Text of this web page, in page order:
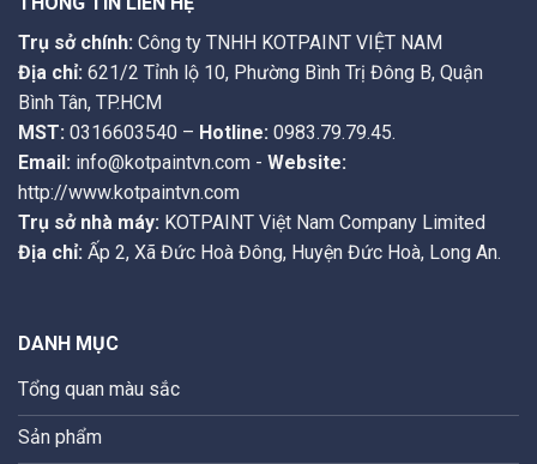
Trụ sở chính: Công ty TNHH KOTPAINT VIỆT NAM
Địa chỉ: 621/2 Tỉnh lộ 10, Phường Bình Trị Đông B, Quận
Bình Tân, TP.HCM
MST: 0316603540 – Hotline: 0983.79.79.45.
Email: info@kotpaintvn.com - Website:
http://www.kotpaintvn.com
Trụ sở nhà máy: KOTPAINT Việt Nam Company Limited
Địa chỉ: Ấp 2, Xã Đức Hoà Đông, Huyện Đức Hoà, Long An.
DANH MỤC
Tổng quan màu sắc
Sản phẩm